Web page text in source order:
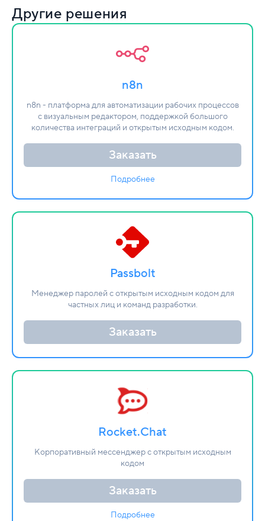
Другие решения
n8n
n8n - платформа для автоматизации рабочих процессов
с визуальным редактором, поддержкой большого
количества интеграций и открытым исходным кодом.
Заказать
Подробнее
Passbolt
Менеджер паролей с открытым исходным кодом для
частных лиц и команд разработки.
Заказать
Rocket.Chat
Корпоративный мессенджер с открытым исходным
кодом
Заказать
Подробнее